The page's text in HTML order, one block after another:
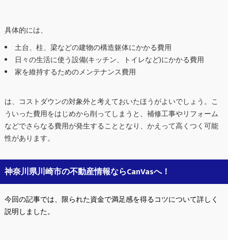
具体的には、
土台、柱、梁などの建物の構造躯体にかかる費用
日々の生活に使う設備(キッチン、トイレなど)にかかる費用
家を維持するためのメンテナンス費用
は、コストダウンの対象外と考えておいたほうがよいでしょう。こ
ういった費用をはじめから削ってしまうと、補修工事やリフォーム
などでさらなる費用が発生することとなり、かえって高くつく可能
性があります。
神奈川県川崎市の不動産情報ならCanVasへ！
今回の記事では、限られた資金で満足感を得るコツについて詳しく
説明しました。